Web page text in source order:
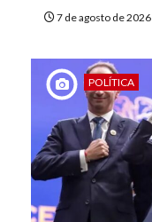
7 de agosto de 2026
POLÍTICA